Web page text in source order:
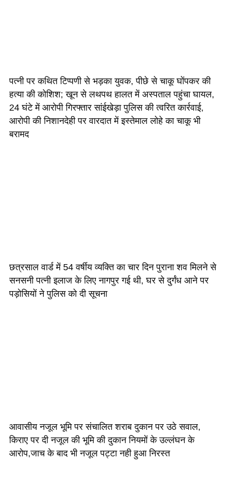
पत्नी पर कथित टिप्पणी से भड़का युवक, पीछे से चाकू घोंपकर की
हत्या की कोशिश; खून से लथपथ हालत में अस्पताल पहुंचा घायल,
24 घंटे में आरोपी गिरफ्तार सांईखेड़ा पुलिस की त्वरित कार्रवाई,
आरोपी की निशानदेही पर वारदात में इस्तेमाल लोहे का चाकू भी
बरामद
छत्रसाल वार्ड में 54 वर्षीय व्यक्ति का चार दिन पुराना शव मिलने से
सनसनी पत्नी इलाज के लिए नागपुर गई थी, घर से दुर्गंध आने पर
पड़ोसियों ने पुलिस को दी सूचना
आवासीय नजूल भूमि पर संचालित शराब दुकान पर उठे सवाल,
किराए पर दी नजूल की भूमि की दुकान नियमों के उल्लंघन के
आरोप,जाच के बाद भी नजूल पट्टा नही हुआ निरस्त